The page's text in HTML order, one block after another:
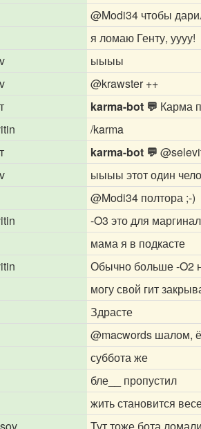
@Modi34 чтобы
я ломаю Генту, уууу!
ыыыы
@krawster++
karma-bot 💬 Карма
/karma
karma-bot 💬
ыыыы этот один
@Modi34 полтора ;-)
-O3 это для
мама я в подкасте
Обычно больше -O2
могу свой гит
Здрасте
@macwords шалом,
суббота же
бле__ пропустил
жить становится